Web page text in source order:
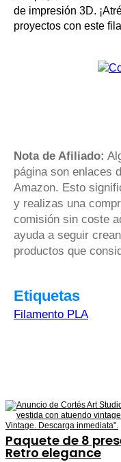
de impresión 3D.
proyectos con este
Nota de Afiliado:
página son enlaces
Amazon. Esto
y realizas una
comisión sin coste
ayuda a seguir
productos que
Etiquetas
Filamento PLA
Paquete de 8
Retro elegance